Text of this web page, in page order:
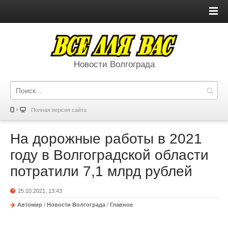
Новости Волгограда
Полная версия сайта
На дорожные работы в 2021
году в Волгоградской области
потратили 7,1 млрд рублей
25.10.2021, 13:43
Автомир / Новости Волгограда / Главное